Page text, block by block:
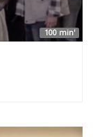
100 min'